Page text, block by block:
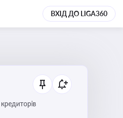
ВХІД ДО LIGA360